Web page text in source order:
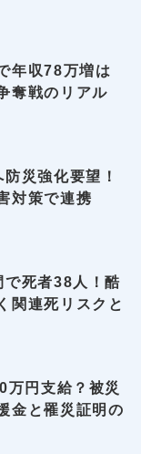
年収78万増は
奪戦のリアル
災強化要望！
対策で連携
で死者38人！酷
関連死リスクと
万円支給？被災
金と罹災証明の